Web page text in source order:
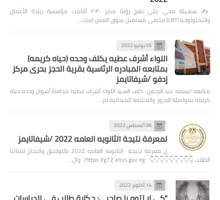
✍️ سهيلة محي على نهج رؤية مصر ٢٠٣٠ أقامت مؤسسة ريادة الأعمال
والتكنولوجيا (LBT) ملتقى مستقبل سوق العمل (ملت…
05 يوليو 2022
اللواء أشرف عطيه يكلف وحده (حياه كريمه)
بمتابعه المبادره الرئاسية بقرية الحجز بحرى مركز
إدفو /شيفاتايمز
متابعه /بسمه عبد الرحمن كلف السيد اللواء أشرف عطيه محافظ أسوان وحده حياه
كريمه بمواصلة المرور والمتابعة الميدانية لم…
06 أغسطس 2022
لمعرفة نتيجة الثانويه العامه 2022 /شيفاتايمز
ل معرفة نتيجة الثانويه العامه 2022 بالتوفيق والنجاح لابنائنا
الطلاب 👇👇👇👇👇👇👇👇👇 https://g12.emis.gov.eg/ وال…
14 أكتوبر 2022